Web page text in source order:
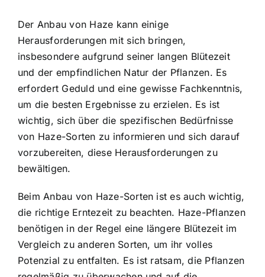
Der Anbau von Haze kann einige
Herausforderungen mit sich bringen,
insbesondere aufgrund seiner langen Blütezeit
und der empfindlichen Natur der Pflanzen. Es
erfordert Geduld und eine gewisse Fachkenntnis,
um die besten Ergebnisse zu erzielen. Es ist
wichtig, sich über die spezifischen Bedürfnisse
von Haze-Sorten zu informieren und sich darauf
vorzubereiten, diese Herausforderungen zu
bewältigen.
Beim Anbau von Haze-Sorten ist es auch wichtig,
die richtige Erntezeit zu beachten. Haze-Pflanzen
benötigen in der Regel eine längere Blütezeit im
Vergleich zu anderen Sorten, um ihr volles
Potenzial zu entfalten. Es ist ratsam, die Pflanzen